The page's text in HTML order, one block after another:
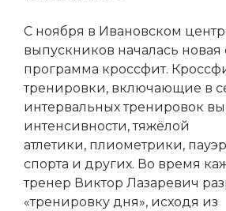
С ноября в Ивановском
выпускников началась новая
программа кроссфит.
тренировки, включающие в
интервальных тренировок
интенсивности, тяжёлой
атлетики, плиометрики,
спорта и других. Во время
тренер Виктор Лазаревич
«тренировку дня», исходя из